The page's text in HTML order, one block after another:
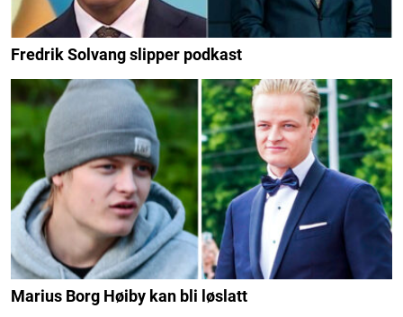
Fredrik Solvang slipper podkast
Marius Borg Høiby kan bli løslatt